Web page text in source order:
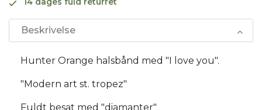
Beskrivelse
Hunter Orange halsbånd med "I love you".
"Modern art st. tropez"
Fuldt besat med "diamanter"